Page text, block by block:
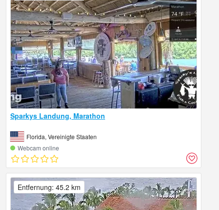
Sparkys Landung, Marathon
Florida, Vereinigte Staaten
Webcam online
Entfernung: 45.2 km